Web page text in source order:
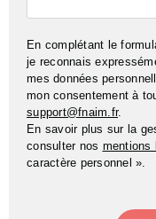
En complétant le
je reconnais
mes données
mon consentement à
support@fnaim.fr.
En savoir plus sur la
consulter nos mentions
caractère personnel ».